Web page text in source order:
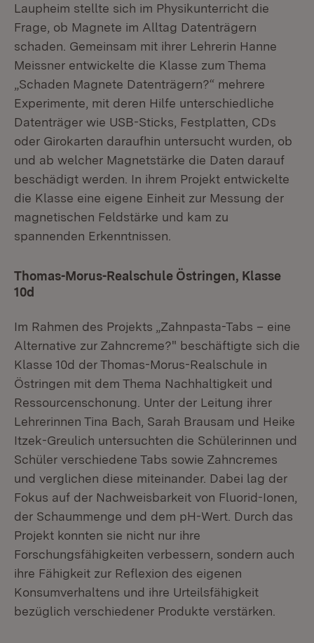
Laupheim stellte sich im Physikunterricht die
Frage, ob Magnete im Alltag Datenträgern
schaden. Gemeinsam mit ihrer Lehrerin Hanne
Meissner entwickelte die Klasse zum Thema
„Schaden Magnete Datenträgern?“ mehrere
Experimente, mit deren Hilfe unterschiedliche
Datenträger wie USB-Sticks, Festplatten, CDs
oder Girokarten daraufhin untersucht wurden, ob
und ab welcher Magnetstärke die Daten darauf
beschädigt werden. In ihrem Projekt entwickelte
die Klasse eine eigene Einheit zur Messung der
magnetischen Feldstärke und kam zu
spannenden Erkenntnissen.
Thomas-Morus-Realschule Östringen, Klasse
10d
Im Rahmen des Projekts „Zahnpasta-Tabs – eine
Alternative zur Zahncreme?" beschäftigte sich die
Klasse 10d der Thomas-Morus-Realschule in
Östringen mit dem Thema Nachhaltigkeit und
Ressourcenschonung. Unter der Leitung ihrer
Lehrerinnen Tina Bach, Sarah Brausam und Heike
Itzek-Greulich untersuchten die Schülerinnen und
Schüler verschiedene Tabs sowie Zahncremes
und verglichen diese miteinander. Dabei lag der
Fokus auf der Nachweisbarkeit von Fluorid-Ionen,
der Schaummenge und dem pH-Wert. Durch das
Projekt konnten sie nicht nur ihre
Forschungsfähigkeiten verbessern, sondern auch
ihre Fähigkeit zur Reflexion des eigenen
Konsumverhaltens und ihre Urteilsfähigkeit
bezüglich verschiedener Produkte verstärken.